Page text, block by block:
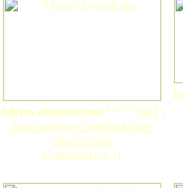
Alytes obstetricans nuevo (MT)
Sapo partero Común/Alytes
obstetricans
Comentarios: 0